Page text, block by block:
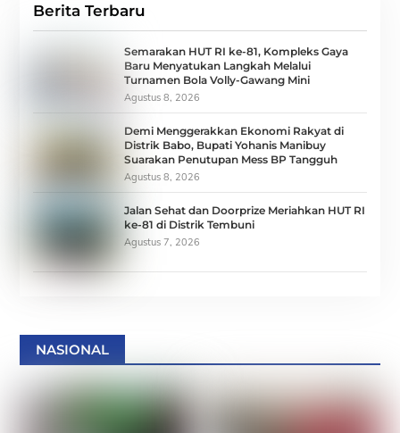
Berita Terbaru
Semarakan HUT RI ke-81, Kompleks Gaya
Baru Menyatukan Langkah Melalui
Turnamen Bola Volly-Gawang Mini
Agustus 8, 2026
Demi Menggerakkan Ekonomi Rakyat di
Distrik Babo, Bupati Yohanis Manibuy
Suarakan Penutupan Mess BP Tangguh
Agustus 8, 2026
Jalan Sehat dan Doorprize Meriahkan HUT RI
ke-81 di Distrik Tembuni
Agustus 7, 2026
NASIONAL